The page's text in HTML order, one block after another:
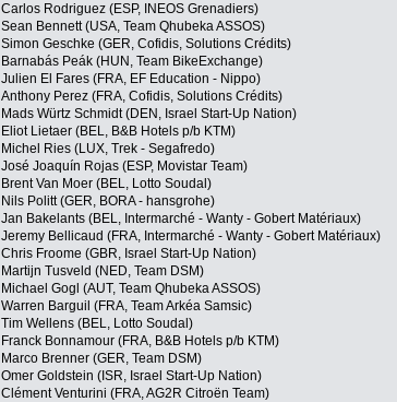
Carlos Rodriguez (ESP, INEOS Grenadiers)
Sean Bennett (USA, Team Qhubeka ASSOS)
Simon Geschke (GER, Cofidis, Solutions Crédits)
Barnabás Peák (HUN, Team BikeExchange)
Julien El Fares (FRA, EF Education - Nippo)
Anthony Perez (FRA, Cofidis, Solutions Crédits)
Mads Würtz Schmidt (DEN, Israel Start-Up Nation)
Eliot Lietaer (BEL, B&B Hotels p/b KTM)
Michel Ries (LUX, Trek - Segafredo)
José Joaquín Rojas (ESP, Movistar Team)
Brent Van Moer (BEL, Lotto Soudal)
Nils Politt (GER, BORA - hansgrohe)
Jan Bakelants (BEL, Intermarché - Wanty - Gobert Matériaux)
Jeremy Bellicaud (FRA, Intermarché - Wanty - Gobert Matériaux)
Chris Froome (GBR, Israel Start-Up Nation)
Martijn Tusveld (NED, Team DSM)
Michael Gogl (AUT, Team Qhubeka ASSOS)
Warren Barguil (FRA, Team Arkéa Samsic)
Tim Wellens (BEL, Lotto Soudal)
Franck Bonnamour (FRA, B&B Hotels p/b KTM)
Marco Brenner (GER, Team DSM)
Omer Goldstein (ISR, Israel Start-Up Nation)
Clément Venturini (FRA, AG2R Citroën Team)